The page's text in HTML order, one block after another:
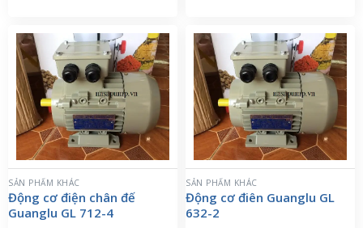
SẢN PHẨM KHÁC
Động cơ điện chân đế
Guanglu GL 712-4
SẢN PHẨM KHÁC
Động cơ điên Guanglu GL
632-2